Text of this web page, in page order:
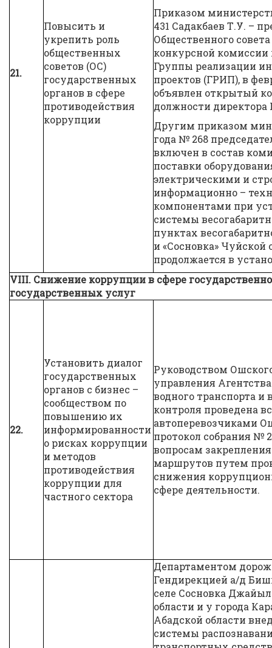
21.
Повысить и
укрепить роль
общественных
советов (ОС)
государственных
органов в сфере
противодействия
коррупции
Приказом
431 Садакбаев Т.У. –
Общественного
конкурсной комиссии
Группы реализации
проектов (ГРИП), в
объявлен открытый
должности
Другим приказом
года № 268
включен в состав
поставки
электрическими и
информационно –
компонентами при
системы
пунктах
и «Сосновка» Чуйской
продолжается в
VIII. Снижение коррупции в сфере
государственных услуг
22.
Установить диалог
государственных
органов с бизнес –
сообществом по
повышению их
информированности
о рисках коррупции
и методов
противодействия
коррупции для
частного сектора
Руководством
управления
водного транспорта и
контроля проведена
автоперевозчиками
протокол собрания №
вопросам
маршрутов путем
снижения
сфере деятельности.
Департаментом
Гендирекцией а/д
селе Сосновка
области и у города
Абадской области
системы